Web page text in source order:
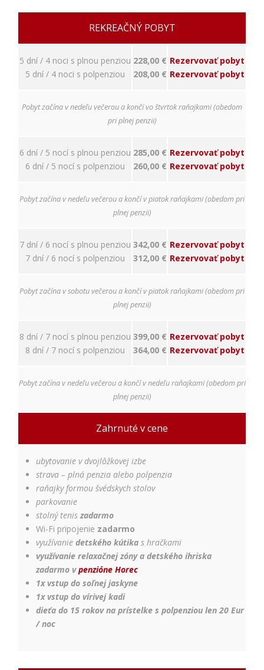
REKREAČNÝ POBYT
5 dní / 4 noci s plnou penziou
5 dní / 4 noci s polpenziou
228,00 €
208,00 €
Rezervovať pobyt
Rezervovať pobyt
Pobyt začína v nedeľu večerou a končí vo štvrtok raňajkami (obedom
pri plnej penzii)
6 dní / 5 nocí s plnou penziou
6 dní / 5 nocí s polpenziou
285,00 €
260,00 €
Rezervovať pobyt
Rezervovať pobyt
Pobyt začína v nedeľu večerou a končí v piatok raňajkami (obedom pri
plnej penzii)
7 dní / 6 nocí s plnou penziou
7 dní / 6 nocí s polpenziou
342,00 €
312,00 €
Rezervovať pobyt
Rezervovať pobyt
Pobyt začína v sobotu večerou a končí v piatok raňajkami (obedom pri
plnej penzii)
8 dní / 7 nocí s plnou penziou
8 dní / 7 nocí s polpenziou
399,00 €
364,00 €
Rezervovať pobyt
Rezervovať pobyt
Pobyt začína v nedeľu večerou a končí v nedeľu raňajkami (obedom pri
plnej penzii)
Zahrnuté v cene
ubytovanie v dvojlôžkovej izbe
strava – plná penzia alebo polpenzia
raňajky formou švédskych stolov
parkovanie
stolný teniszadarmo
Wi-Fi pripojenie zadarmo
využívanie detského kútika s hračkami
využívanie relaxačnej zóny a detského ihriska
zadarmo vpenzióne Horec
1x vstup do soľnej jaskyne
1x vstup do vírivej kadi
dieťa do 15 rokov na prístelke s polpenziou len 20 Eur
/ noc
fungovať. Účel:
základ:
oprávnený
porozumieť,
ako
našu stránku,
Tieto
cookies
anonymne.
obsahu;
Právny
základ:
návštevníka
vašej návštevy
fungovala čo
najlepšie. Ak
tieto súbory
cookie
odmietnete,
niektoré
funkcie z
webovej
zmiznú.
Marketing
Používame